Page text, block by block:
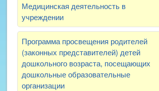
Медицинская деятельность в
учреждении
Программа просвещения родителей
(законных представителей) детей
дошкольного возраста, посещающих
дошкольные образовательные
организации